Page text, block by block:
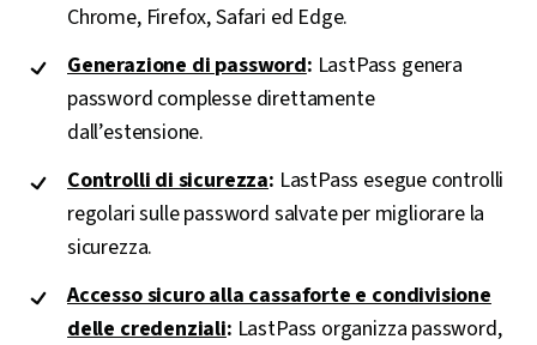
Chrome, Firefox, Safari ed Edge.
Generazione di password: LastPass genera
password complesse direttamente
dall’estensione.
Controlli di sicurezza: LastPass esegue controlli
regolari sulle password salvate per migliorare la
sicurezza.
Accesso sicuro alla cassaforte e condivisione
delle credenziali: LastPass organizza password,